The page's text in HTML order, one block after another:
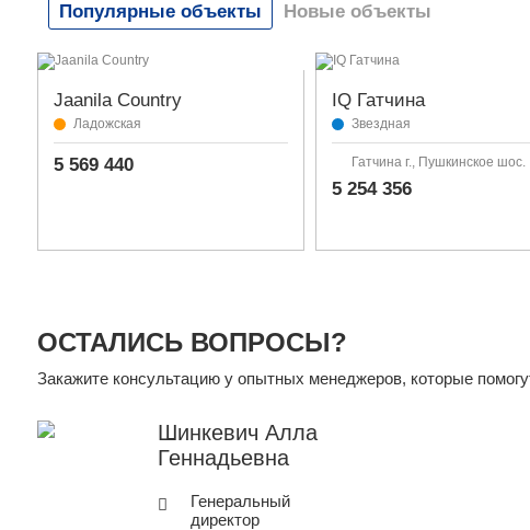
Популярные объекты Новые объекты
Jaanila Country
Ладожская
5 569 440
IQ Гатчина
Звездная
Гатчина г., Пушкинское шос.
5 254 356
ОСТАЛИСЬ ВОПРОСЫ?
Закажите консультацию у опытных менеджеров, которые
Шинкевич Алла
Геннадьевна
Генеральный
директор